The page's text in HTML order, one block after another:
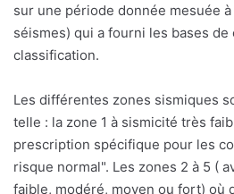
sur une période donnée mesuée
séismes) qui a fourni les bases
classification.
Les différentes zones sismiques
telle : la zone 1 à sismicité très
prescription spécifique pour les
risque normal". Les zones 2 à 5 (
faible, modéré, moyen ou fort) où